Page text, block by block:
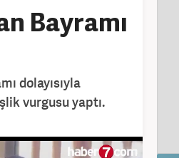
Bayramı
dolayısıyla
vurgusu yaptı.